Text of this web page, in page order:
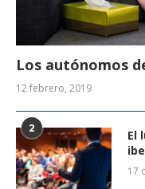
Los autónomos
12 febrero, 2019
2
El
17